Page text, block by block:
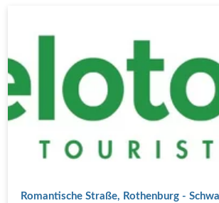
Romantische Straße, Rothenburg -